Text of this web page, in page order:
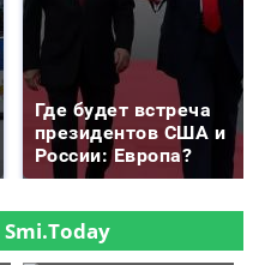
Где будет встреча
президентов США и
России: Европа?